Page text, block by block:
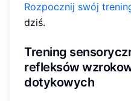
Rozpocznij swój
dziś.
Trening
refleksów
dotykowych